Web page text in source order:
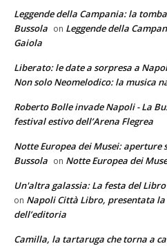
Leggende della Campania: la
Bussola on Leggende della
Gaiola
Liberato: le date a sorpresa a
Non solo Neomelodico: la musica
Roberto Bolle invade Napoli - La
festival estivo dell’Arena Flegrea
Notte Europea dei Musei:
Bussola on Notte Europea dei
Un'altra galassia: La festa del
on Napoli Città Libro, presentata la
dell’editoria
Camilla, la tartaruga che torna a